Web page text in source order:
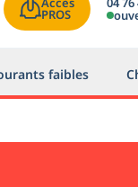
PROS
faibles